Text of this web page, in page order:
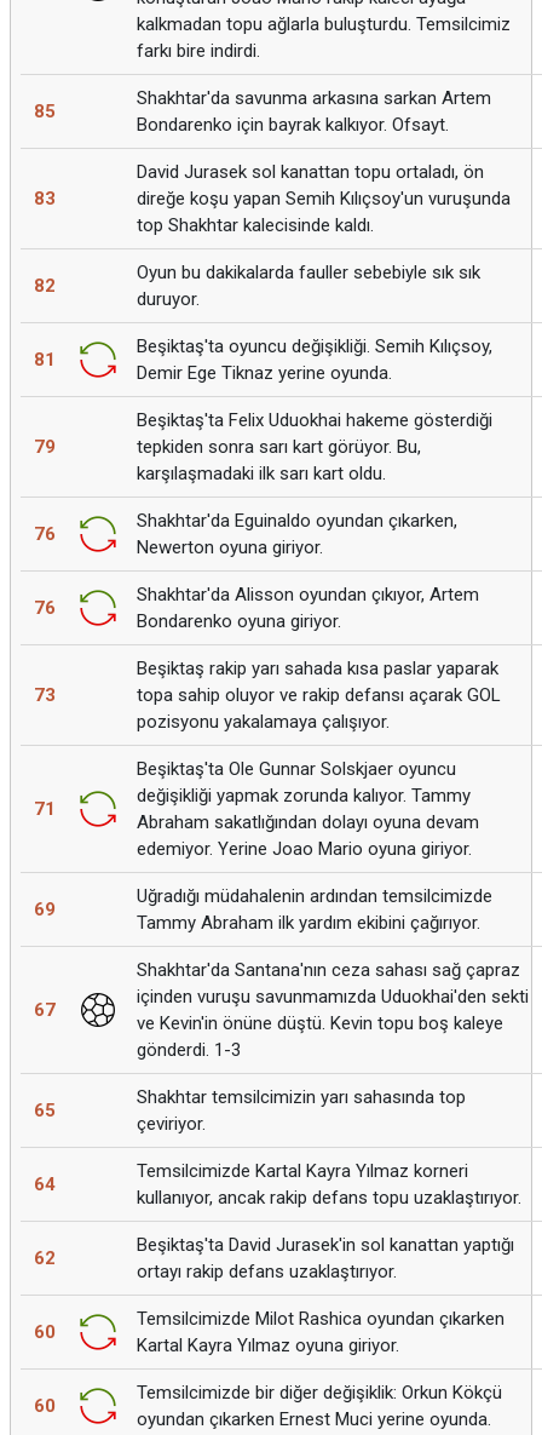
kalkmadan topu ağlarla buluşturdu. Temsilcimiz
farkı bire indirdi.
85
Shakhtar'da savunma arkasına sarkan Artem
Bondarenko için bayrak kalkıyor. Ofsayt.
83
David Jurasek sol kanattan topu ortaladı, ön
direğe koşu yapan Semih Kılıçsoy'un vuruşunda
top Shakhtar kalecisinde kaldı.
82
Oyun bu dakikalarda fauller sebebiyle sık sık
duruyor.
81
Beşiktaş'ta oyuncu değişikliği. Semih Kılıçsoy,
Demir Ege Tiknaz yerine oyunda.
79
Beşiktaş'ta Felix Uduokhai hakeme gösterdiği
tepkiden sonra sarı kart görüyor. Bu,
karşılaşmadaki ilk sarı kart oldu.
76
Shakhtar'da Eguinaldo oyundan çıkarken,
Newerton oyuna giriyor.
76
Shakhtar'da Alisson oyundan çıkıyor, Artem
Bondarenko oyuna giriyor.
73
Beşiktaş rakip yarı sahada kısa paslar yaparak
topa sahip oluyor ve rakip defansı açarak GOL
pozisyonu yakalamaya çalışıyor.
71
Beşiktaş'ta Ole Gunnar Solskjaer oyuncu
değişikliği yapmak zorunda kalıyor. Tammy
Abraham sakatlığından dolayı oyuna devam
edemiyor. Yerine Joao Mario oyuna giriyor.
69
Uğradığı müdahalenin ardından temsilcimizde
Tammy Abraham ilk yardım ekibini çağırıyor.
67
Shakhtar'da Santana'nın ceza sahası sağ çapraz
içinden vuruşu savunmamızda Uduokhai'den sekti
ve Kevin'in önüne düştü. Kevin topu boş kaleye
gönderdi. 1-3
65
Shakhtar temsilcimizin yarı sahasında top
çeviriyor.
64
Temsilcimizde Kartal Kayra Yılmaz korneri
kullanıyor, ancak rakip defans topu uzaklaştırıyor.
62
Beşiktaş'ta David Jurasek'in sol kanattan yaptığı
ortayı rakip defans uzaklaştırıyor.
60
Temsilcimizde Milot Rashica oyundan çıkarken
Kartal Kayra Yılmaz oyuna giriyor.
60
Temsilcimizde bir diğer değişiklik: Orkun Kökçü
oyundan çıkarken Ernest Muci yerine oyunda.